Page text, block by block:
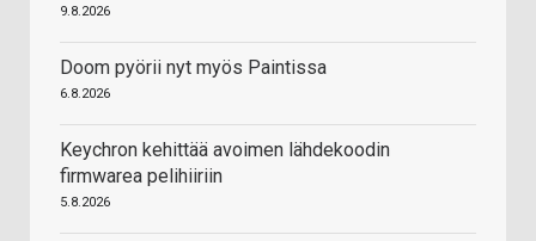
9.8.2026
Doom pyörii nyt myös Paintissa
6.8.2026
Keychron kehittää avoimen lähdekoodin
firmwarea pelihiiriin
5.8.2026